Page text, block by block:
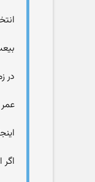
در
عمر هم ۶ نفر را خودش شخصا انتخاب کرد که شورا کنند